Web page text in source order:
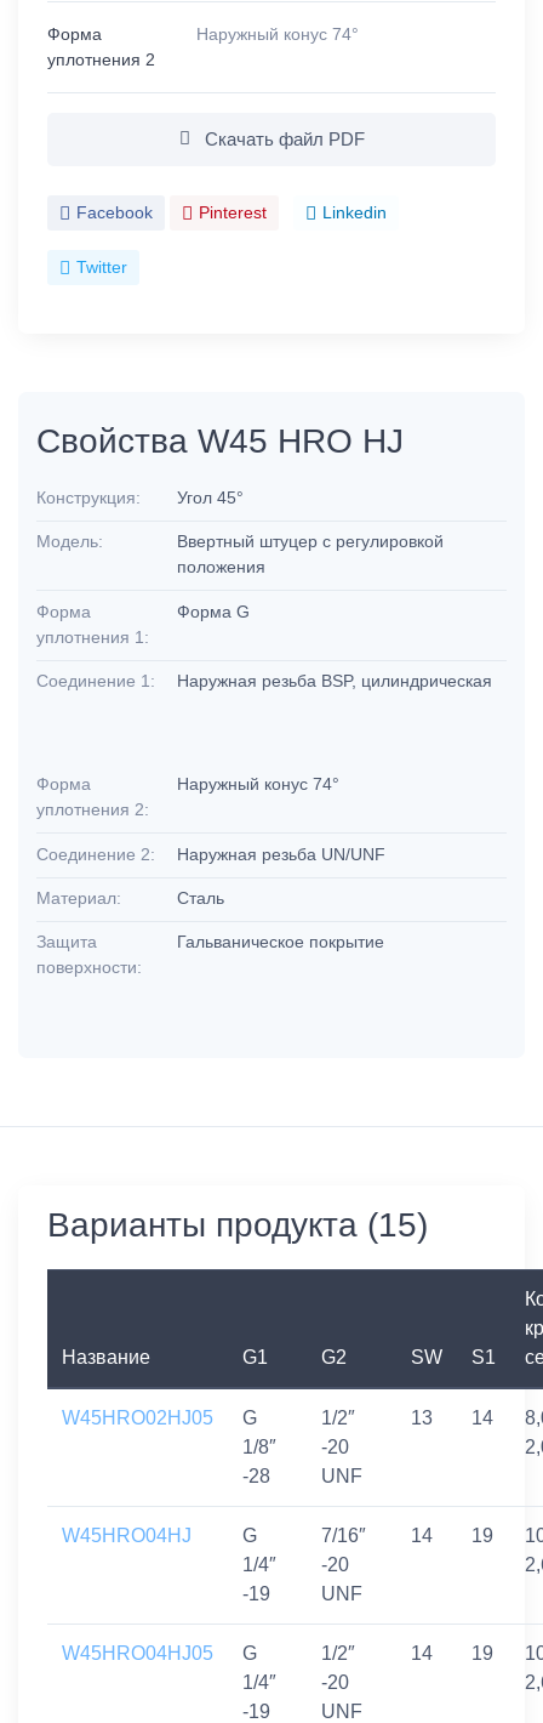
Форма
уплотнения 2
Наружный конус 74°
Скачать файл PDF
Facebook Pinterest Linkedin
Twitter
Свойства W45 HRO HJ
Конструкция: Угол 45°
Модель:
Ввертный штуцер с регулировкой
положения
Форма
уплотнения 1:
Форма G
Соединение 1: Наружная резьба BSP, цилиндрическая
Форма
уплотнения 2:
Наружный конус 74°
Соединение 2: Наружная резьба UN/UNF
Материал: Сталь
Защита
поверхности:
Гальваническое покрытие
Варианты продукта (15)
Название G1 G2 SW S1
W45HRO02HJ05
G
1/8″
-28
1/2″
-20
UNF
13 14
W45HRO04HJ
G
1/4″
-19
7/16″
-20
UNF
14 19
W45HRO04HJ05
G
1/4″
-19
1/2″
-20
UNF
14 19